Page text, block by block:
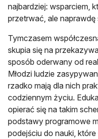
najbardziej: wsparciem,
przetrwać, ale naprawdę
Tymczasem
skupia się na
sposób oderwany od
Młodzi ludzie
rzadko mają dla nich
codziennym życiu.
opierać się na takim
podstawy programowe
podejściu do nauki,